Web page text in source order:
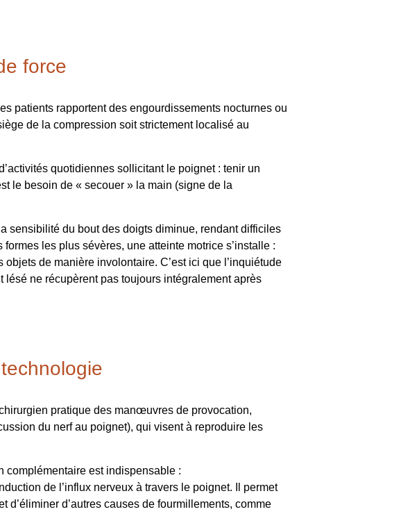
force
patients rapportent des engourdissements nocturnes ou
de la compression soit strictement localisé au
quotidiennes sollicitant le poignet : tenir un
le besoin de « secouer » la main (signe de la
sensibilité du bout des doigts diminue, rendant difficiles
les plus sévères, une atteinte motrice s’installe :
de manière involontaire. C’est ici que l’inquiétude
ne récupèrent pas toujours intégralement après
pratique des manœuvres de provocation,
du nerf au poignet), qui visent à reproduire les
complémentaire est indispensable :
de l’influx nerveux à travers le poignet. Il permet
d’éliminer d’autres causes de fourmillements, comme